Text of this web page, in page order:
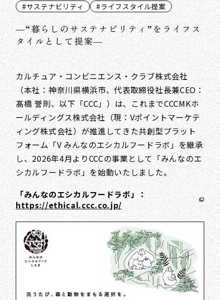
#サステナビリティ #ライフスタイル提案
―“暮らしのサステナビリティ”をライフス
タイルとして提案―
カルチュア・コンビニエンス・クラブ株式会社
（本社：神奈川県横浜市、代表取締役社長兼CEO：
髙橋 誉則、以下「CCC」）は、これまでCCCMKホ
ールディングス株式会社（現：Vポイントマーケテ
ィング株式会社）が推進してきた共創型プラット
フォーム「V みんなのエシカルフードラボ」を継承
し、2026年4月よりCCCの事業として「みんなのエ
シカルフードラボ」を始動いたしました。
「みんなのエシカルフードラボ」：
https://ethical.ccc.co.jp/